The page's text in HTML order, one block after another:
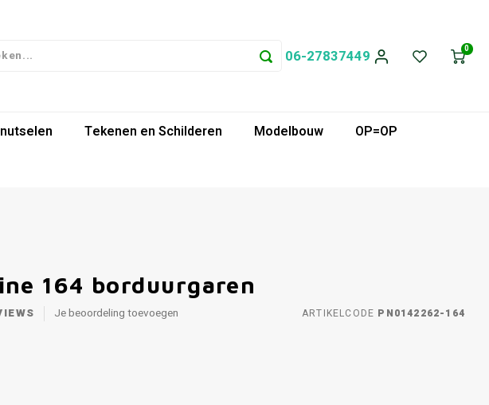
06-27837449 0
Tekenen en Schilderen Modelbouw
OP=OP
164 borduurgaren
Je beoordeling toevoegen ARTIKELCODE PN0142262-164